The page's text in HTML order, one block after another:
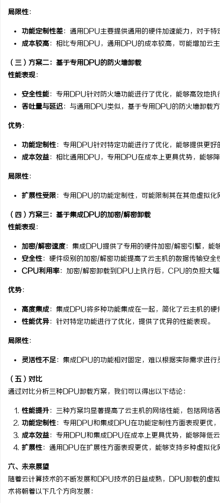
局限性：
功能定制性差：通用DPU主要提供通用的硬件加速能力，对于特
成本较高：相比专用DPU，通用DPU的成本较高，可能增加云
（三）方案二：基于专用DPU的防火墙卸载
性能表现：
安全性能：专用DPU针对防火墙功能进行了优化，能够高效地执
吞吐量与延迟：与通用DPU类似，基于专用DPU的防火墙卸载
优势：
功能定制性：专用DPU针对特定功能进行了优化，能够提供更
成本效益：相比通用DPU，专用DPU在成本上更具优势，能够
局限性：
扩展性受限：专用DPU的功能定制性，可能限制其在其他虚拟化
（四）方案三：基于集成DPU的加密/解密卸载
性能表现：
加密/解密速度：集成DPU提供了专用的硬件加密/解密引擎，能
安全性：硬件级别的加密/解密功能提高了云主机的数据传输安全
CPU利用率：加密/解密卸载到DPU上执行后，CPU的负担大
优势：
高度集成：集成DPU将多种功能集成在一起，简化了云主机的硬
性能优异：针对特定功能进行了优化，提供了优异的性能表现。
局限性：
灵活性不足：集成DPU的功能相对固定，难以根据实际需求进行
（五）对比
通过对比分析三种DPU卸载方案，我们可以得出以下结论：
性能提升：三种方案均显著提高了云主机的网络性能，包括网
功能定制性：专用DPU和集成DPU在功能定制性方面表现更优
成本效益：专用DPU和集成DPU在成本上更具优势，能够降低
扩展性：通用DPU在扩展性方面表现更优，能够支持多种虚拟化
六、未来展望
随着云计算技术的不断发展和DPU技术的日益成熟，DPU卸载的虚
术将朝着以下几个方向发展：